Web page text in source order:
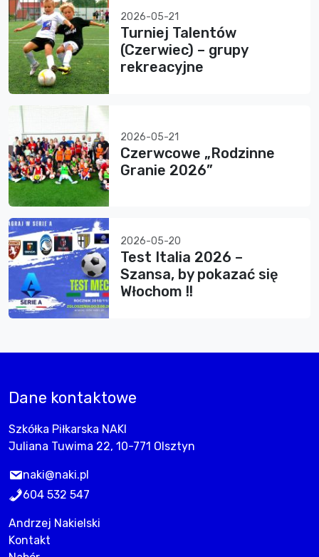
2026-05-21
Turniej Talentów
(Czerwiec) – grupy
rekreacyjne
2026-05-21
Czerwcowe „Rodzinne
Granie 2026”
2026-05-20
Test Italia 2026 –
Szansa, by pokazać się
Włochom !!
Dane kontaktowe
Szkółka Piłkarska NAKI
Juliana Tuwima 22, 10-771 Olsztyn
naki@naki.pl
604 532 547
Andrzej Nakielski
Kontakt